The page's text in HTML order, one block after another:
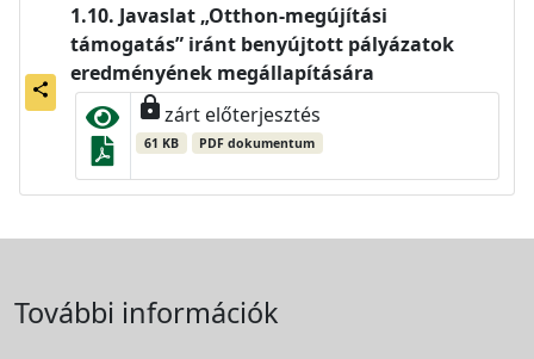
share
Javaslat „Otthon-megújítási
támogatás” iránt benyújtott pályázatok
eredményének megállapítására
lockzárt előterjesztés
61 KB PDF dokumentum
További információk